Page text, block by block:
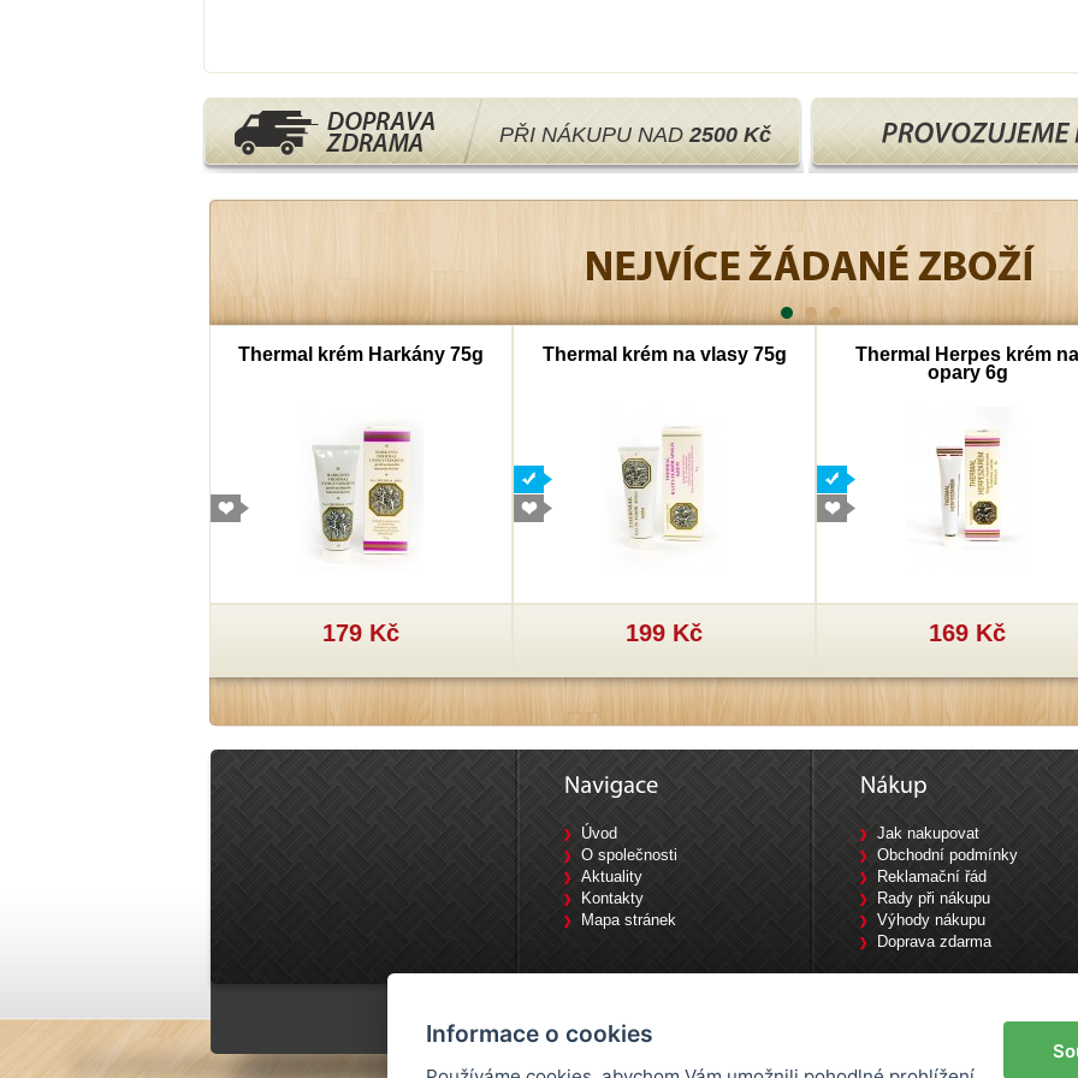
PŘI NÁKUPU NAD2500 Kč
Thermal krém Harkány 75g
179 Kč
Thermal krém na vlasy 75g
199 Kč
Thermal Herpes krém na
opary 6g
169 Kč
Úvod
O společnosti
Aktuality
Kontakty
Mapa stránek
Jak nakupovat
Obchodní podmínky
Reklamační řád
Rady při nákupu
Výhody nákupu
Doprava zdarma
Tyršova 1840/10, 702 00 Ostrava / Tel: 733 644 777
Informace o cookies